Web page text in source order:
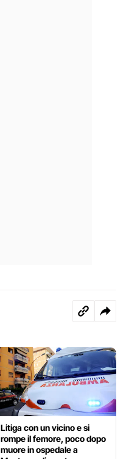
Litiga con un vicino e si
rompe il femore, poco dopo
muore in ospedale a